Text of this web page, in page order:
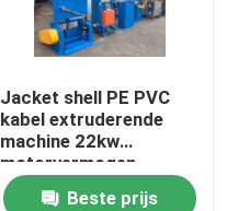
Jacket shell PE PVC
kabel extruderende
machine 22kw
motorvermogen
Beste prijs